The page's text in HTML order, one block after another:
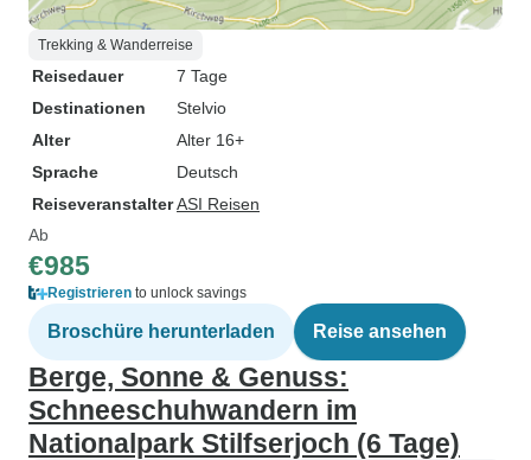
Trekking & Wanderreise
Reisedauer
7 Tage
Destinationen
Stelvio
Alter
Alter 16+
Sprache
Deutsch
ReiseveranstalterASI Reisen
Ab
€985
Registrieren to unlock savings
Broschüre herunterladen Reise ansehen
Berge, Sonne & Genuss:
Schneeschuhwandern im
Nationalpark Stilfserjoch (6 Tage)